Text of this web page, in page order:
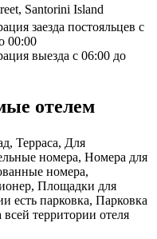
Santorini Island
заезда постояльцев с
00:00
выезда с 06:00 до
отелем
Терраса, Для
номера, Номера для
номера,
Площадки для
есть парковка, Парковка
территории отеля